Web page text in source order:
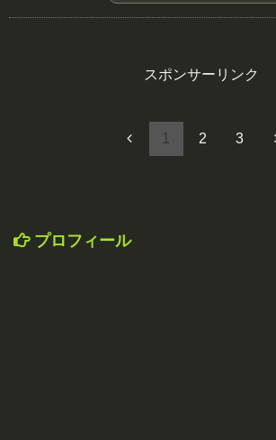
スポンサーリンク
1 2 3
プロフィール